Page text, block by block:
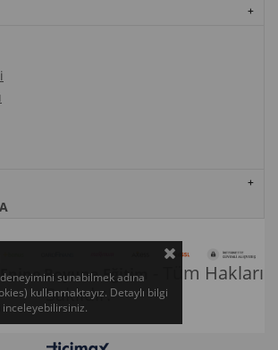
Enine Boyuna Eğitim
- Tüm Hakları
Saklıdır.
sunabilmek adına
kullanmaktayız. Detaylı bilgi
inceleyebilirsiniz.